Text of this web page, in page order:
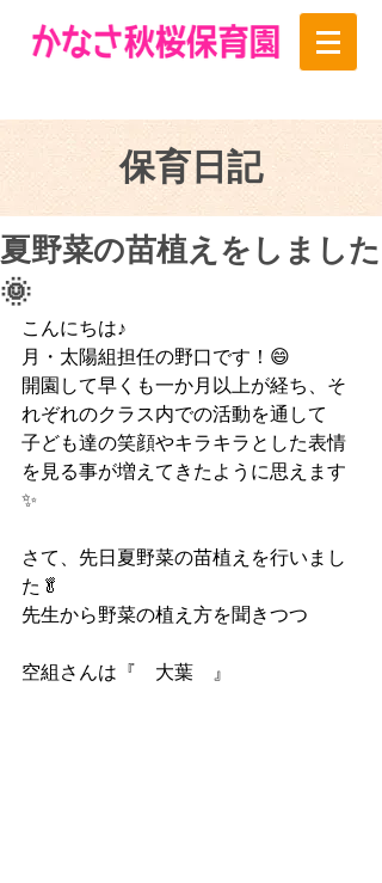
保育日記
夏野菜の苗植えをしました
🌞
こんにちは♪
月・太陽組担任の野口です！😄
開園して早くも一か月以上が経ち、そ
れぞれのクラス内での活動を通して
子ども達の笑顔やキラキラとした表情
を見る事が増えてきたように思えます
✨
さて、先日夏野菜の苗植えを行いまし
た🥬
先生から野菜の植え方を聞きつつ
空組さんは『　大葉　』